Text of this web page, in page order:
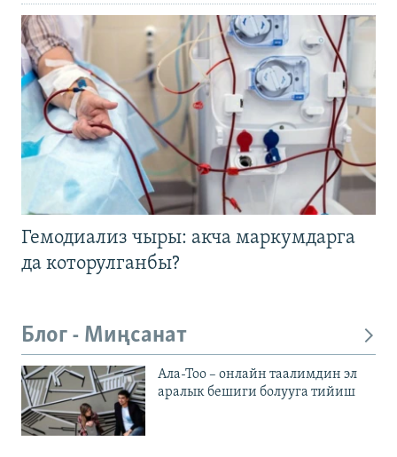
Гемодиализ чыры: акча маркумдарга
да которулганбы?
Блог - Миңсанат
Ала-Тоо – онлайн таалимдин эл
аралык бешиги болууга тийиш